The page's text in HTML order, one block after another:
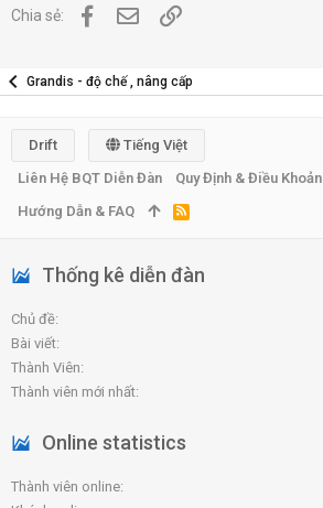
Chia sẻ: FacebookĐịa chỉ Email
Link
Grandis - độ chế , nâng cấp
Thống kê diễn đàn
Chủ đề
Bài viết
Thành Viên
Thành viên mới nhất
Online statistics
Thành viên online
Drift
Tiếng Việt
Liên Hệ BQT Diễn Đàn
Quy Định & Điều Khoản
Hướng Dẫn & FAQ
R